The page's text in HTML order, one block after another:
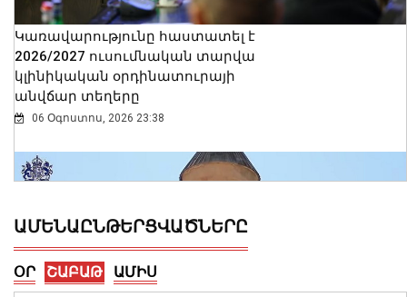
Կառավարությունը հաստատել է
2026/2027 ուսումնական տարվա
կլինիկական օրդինատուրայի
անվճար տեղերը
06 Օգոստոս, 2026 23:38
ԱՄԵՆԱԸՆԹԵՐՑՎԱԾՆԵՐԸ
ՕՐ ՇԱԲԱԹ ԱՄԻՍ